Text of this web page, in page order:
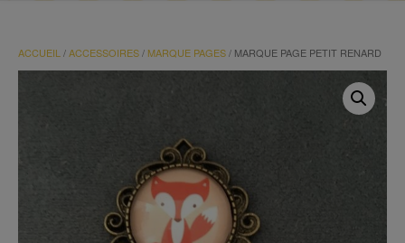
ACCUEIL /ACCESSOIRES/ MARQUE PAGES/ MARQUE PAGE PETIT RENARD